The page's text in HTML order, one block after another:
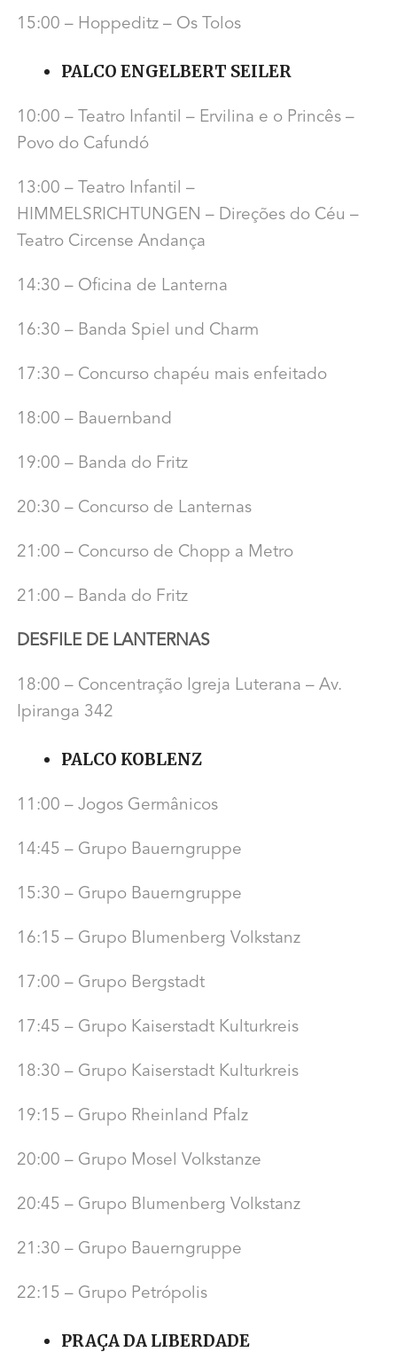
15:00 – Hoppeditz – Os Tolos
PALCO ENGELBERT SEILER
10:00 – Teatro Infantil – Ervilina e o Princês –
Povo do Cafundó
13:00 – Teatro Infantil –
HIMMELSRICHTUNGEN – Direções do Céu –
Teatro Circense Andança
14:30 – Oficina de Lanterna
16:30 – Banda Spiel und Charm
17:30 – Concurso chapéu mais enfeitado
18:00 – Bauernband
19:00 – Banda do Fritz
20:30 – Concurso de Lanternas
21:00 – Concurso de Chopp a Metro
21:00 – Banda do Fritz
DESFILE DE LANTERNAS
18:00 – Concentração Igreja Luterana – Av.
Ipiranga 342
PALCO KOBLENZ
11:00 – Jogos Germânicos
14:45 – Grupo Bauerngruppe
15:30 – Grupo Bauerngruppe
16:15 – Grupo Blumenberg Volkstanz
17:00 – Grupo Bergstadt
17:45 – Grupo Kaiserstadt Kulturkreis
18:30 – Grupo Kaiserstadt Kulturkreis
19:15 – Grupo Rheinland Pfalz
20:00 – Grupo Mosel Volkstanze
20:45 – Grupo Blumenberg Volkstanz
21:30 – Grupo Bauerngruppe
22:15 – Grupo Petrópolis
PRAÇA DA LIBERDADE